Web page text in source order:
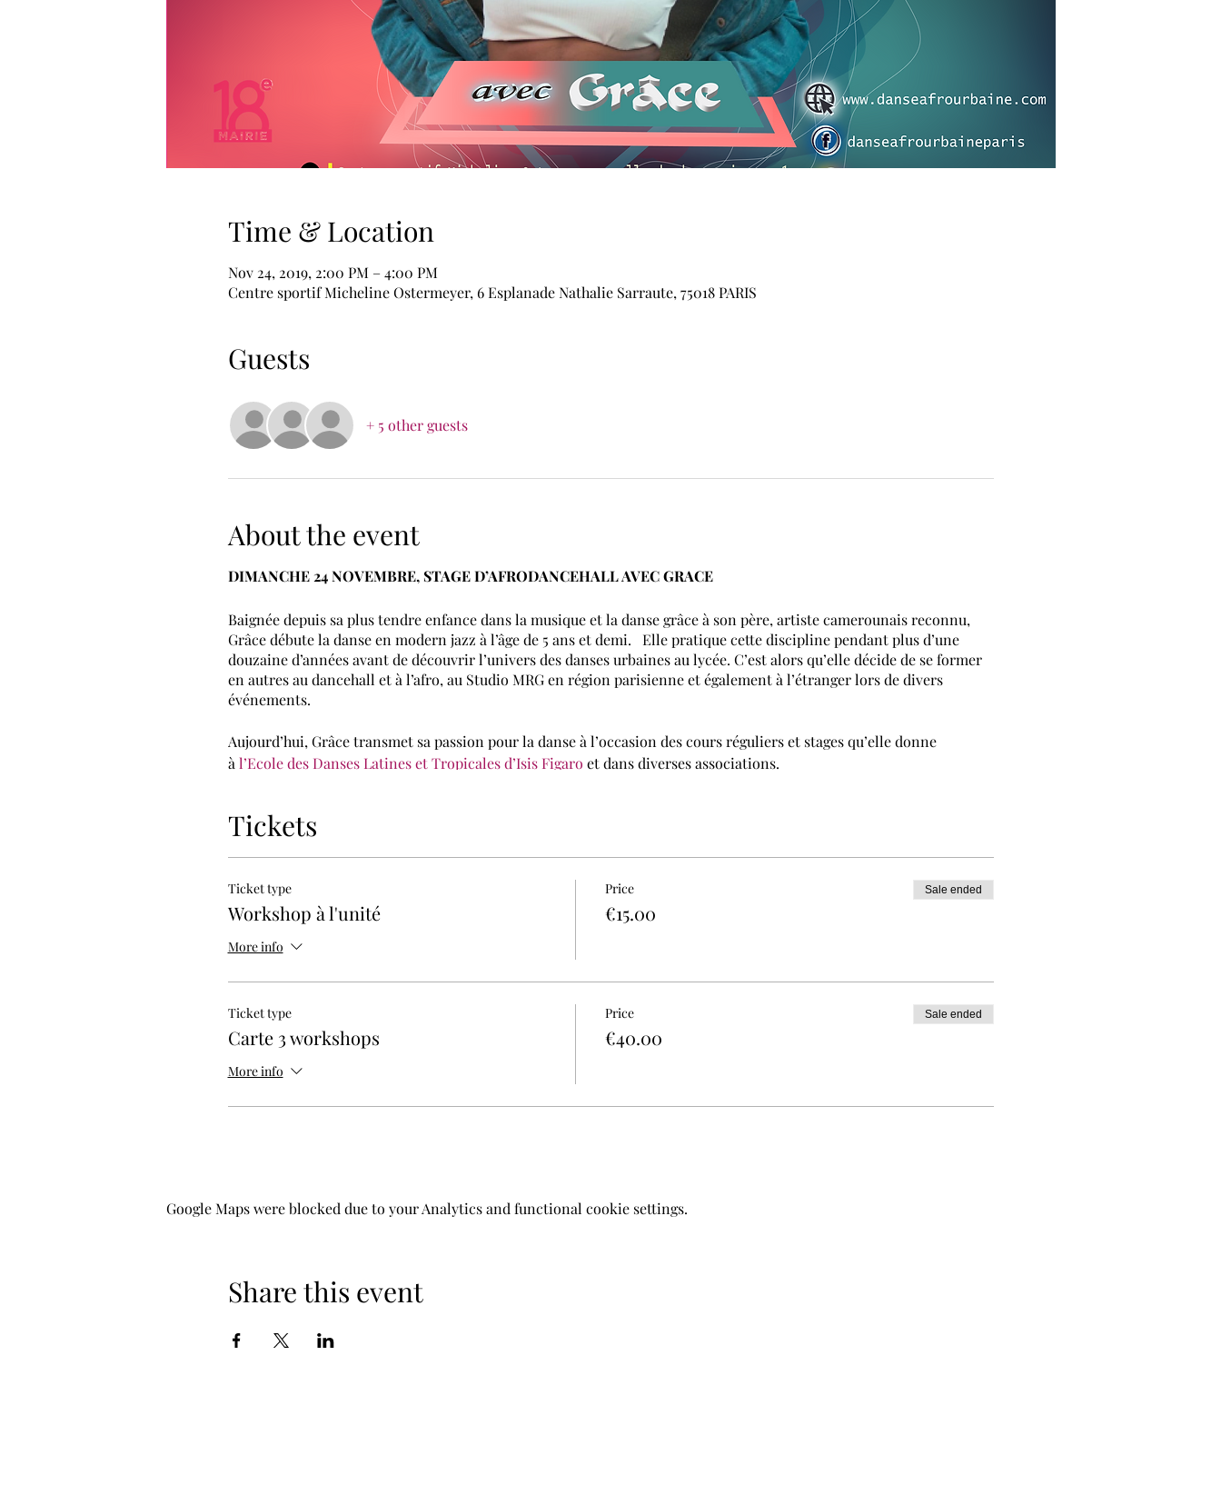
Time & Location
Nov 24, 2019, 2:00 PM – 4:00 PM
Centre sportif Micheline Ostermeyer, 6 Esplanade Nathalie Sarraute, 75018 PARIS
Guests
+ 5 other guests
About the event
DIMANCHE 24 NOVEMBRE, STAGE D’AFRODANCEHALL AVEC GRACE
Baignée depuis sa plus tendre enfance dans la musique et la danse grâce à son père, artiste camerounais reconnu,
Grâce débute la danse en modern jazz à l’âge de 5 ans et demi. Elle pratique cette discipline pendant plus d’une
douzaine d’années avant de découvrir l’univers des danses urbaines au lycée. C’est alors qu’elle décide de se former
en autres au dancehall et à l’afro, au Studio MRG en région parisienne et également à l’étranger lors de divers
événements.
Aujourd’hui, Grâce transmet sa passion pour la danse à l’occasion des cours réguliers et stages qu’elle donne
à l’Ecole des Danses Latines et Tropicales d’Isis Figaro et dans diverses associations.
Lieu : Salle de Danse, Niveau -1, Centre Sportif Micheline Ostermeyer, 75018 PARIS
Facebookpage :
https://www.facebook.com/danseafrourbaineparis
Facebookevent :https://www.facebook.com/events/967501260268603/
Instagram : @danseafrourbaine
Vidéo :https://vimeo.com/manage/368507195
Tickets
Ticket type
Workshop à l'unité
More info
Price
€15.00
Sale ended
Ticket type
Carte 3 workshops
More info
Price
€40.00
Sale ended
Google Maps were blocked due to your Analytics and functional cookie settings.
Share this event